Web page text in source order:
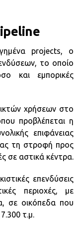
projects, ο
το οποίο
και εμπορικές
χρήσεων στο
προβλέπεται η
επιφάνειας
τη στροφή προς
σε αστικά κέντρα.
επενδύσεις
περιοχές, με
σε οικόπεδα που
τ.μ.